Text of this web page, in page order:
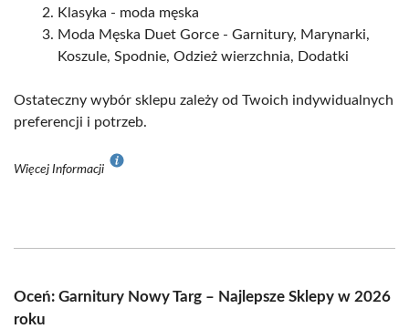
Klasyka - moda męska
Moda Męska Duet Gorce - Garnitury, Marynarki,
Koszule, Spodnie, Odzież wierzchnia, Dodatki
Ostateczny wybór sklepu zależy od Twoich indywidualnych
preferencji i potrzeb.
Więcej Informacji
Oceń: Garnitury Nowy Targ – Najlepsze Sklepy w 2026
roku